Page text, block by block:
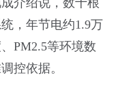
，年节电约1.9万
PM2.5等环境数
控依据。